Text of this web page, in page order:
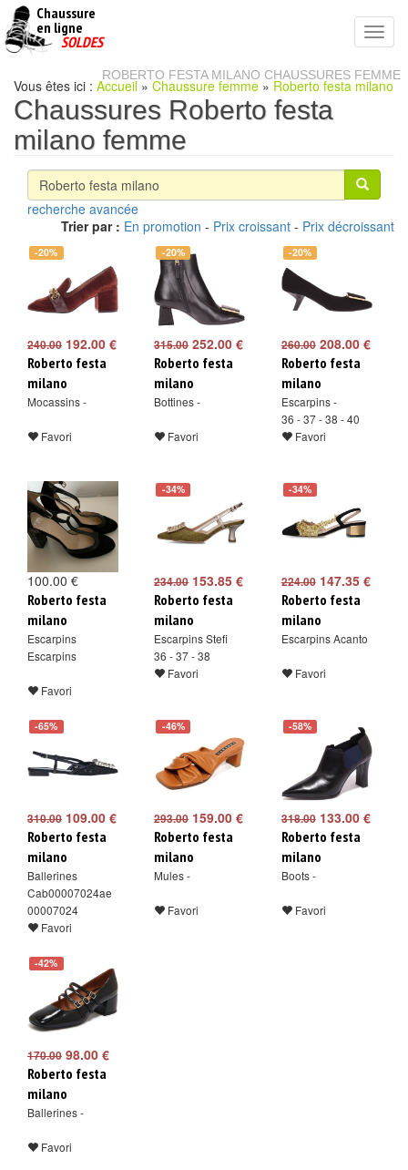
Chaussure
en ligne
pas
SOLDES
ROBERTO FESTA MILANO CHAUSSURES FEMME
Vous êtes ici : Accueil » Chaussure femme » Roberto festa milano
Chaussures Roberto festa
milano femme
recherche avancée
Trier par : En promotion - Prix croissant - Prix décroissant
-20%
240.00 192.00 €
Roberto festa
milano
Mocassins -
Favori
-20%
315.00252.00 €
Roberto festa
milano
Bottines -
Favori
-20%
260.00208.00 €
Roberto festa
milano
Escarpins -
36 - 37 - 38 - 40
Favori
100.00 €
Roberto festa
milano
Escarpins
Escarpins
Favori
-34%
234.00153.85 €
Roberto festa
milano
Escarpins Stefi
36 - 37 - 38
Favori
-34%
224.00147.35 €
Roberto festa
milano
Escarpins Acanto
Favori
-65%
310.00 109.00 €
Roberto festa
milano
Ballerines
Cab00007024ae
00007024
Favori
-46%
293.00159.00 €
Roberto festa
milano
Mules -
Favori
-58%
318.00133.00 €
Roberto festa
milano
Boots -
Favori
-42%
170.00 98.00 €
Roberto festa
milano
Ballerines -
Favori